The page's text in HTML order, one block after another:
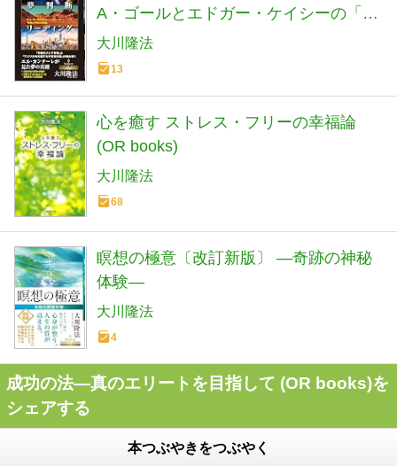
A・ゴールとエドガー・ケイシーの「地
球と宇宙の未来図」― (OR BOOKS)
大川隆法
13
心を癒す ストレス・フリーの幸福論
(OR books)
大川隆法
68
瞑想の極意〔改訂新版〕 —奇跡の神秘
体験—
大川隆法
4
成功の法―真のエリートを目指して (OR books)を
シェアする
本つぶやきをつぶやく